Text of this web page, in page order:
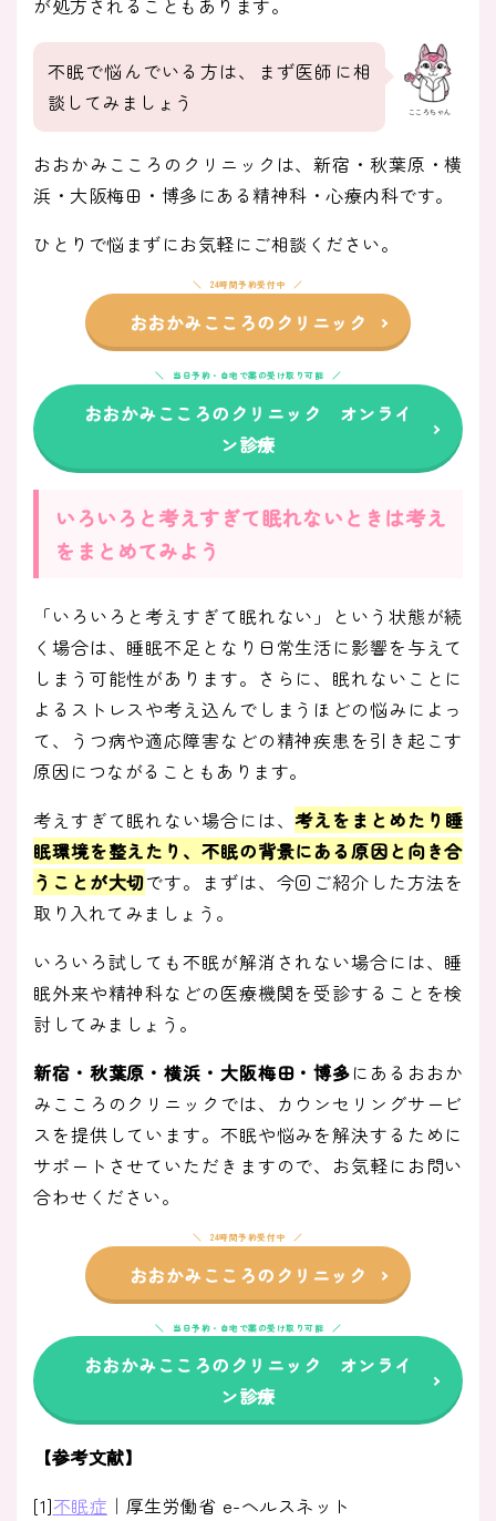
が処方されることもあります。
こころちゃん
不眠で悩んでいる方は、まず医師に相
談してみましょう
おおかみこころのクリニックは、新宿・秋葉原・横
浜・大阪梅田・博多にある精神科・心療内科です。
ひとりで悩まずにお気軽にご相談ください。
24時間予約受付中
おおかみこころのクリニック
当日予約・自宅で薬の受け取り可能
おおかみこころのクリニック オンライ
ン診療
いろいろと考えすぎて眠れないときは考え
をまとめてみよう
「いろいろと考えすぎて眠れない」という状態が続
く場合は、睡眠不足となり日常生活に影響を与えて
しまう可能性があります。さらに、眠れないことに
よるストレスや考え込んでしまうほどの悩みによっ
て、うつ病や適応障害などの精神疾患を引き起こす
原因につながることもあります。
考えすぎて眠れない場合には、考えをまとめたり睡
眠環境を整えたり、不眠の背景にある原因と向き合
うことが大切です。まずは、今回ご紹介した方法を
取り入れてみましょう。
いろいろ試しても不眠が解消されない場合には、睡
眠外来や精神科などの医療機関を受診することを検
討してみましょう。
新宿・秋葉原・横浜・大阪梅田・博多にあるおおか
みこころのクリニックでは、カウンセリングサービ
スを提供しています。不眠や悩みを解決するために
サポートさせていただきますので、お気軽にお問い
合わせください。
24時間予約受付中
おおかみこころのクリニック
当日予約・自宅で薬の受け取り可能
おおかみこころのクリニック オンライ
ン診療
【参考文献】
[1]不眠症 ｜厚生労働省 e-ヘルスネット